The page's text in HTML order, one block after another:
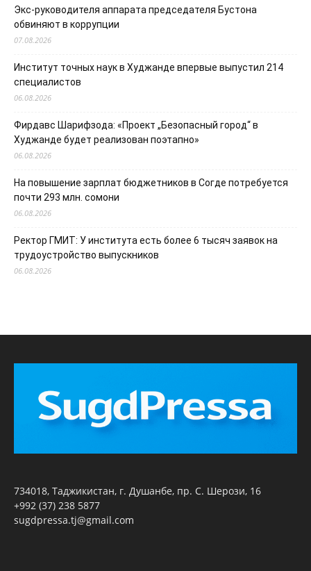
Экс-руководителя аппарата председателя Бустона
обвиняют в коррупции
07.08.2026
Институт точных наук в Худжанде впервые выпустил 214
специалистов
06.08.2026
Фирдавс Шарифзода: «Проект „Безопасный город“ в
Худжанде будет реализован поэтапно»
06.08.2026
На повышение зарплат бюджетников в Согде потребуется
почти 293 млн. сомони
06.08.2026
Ректор ГМИТ: У института есть более 6 тысяч заявок на
трудоустройство выпускников
06.08.2026
734018, Таджикистан, г. Душанбе, пр. С. Шерози, 16
+992 (37) 238 5877
sugdpressa.tj@gmail.com